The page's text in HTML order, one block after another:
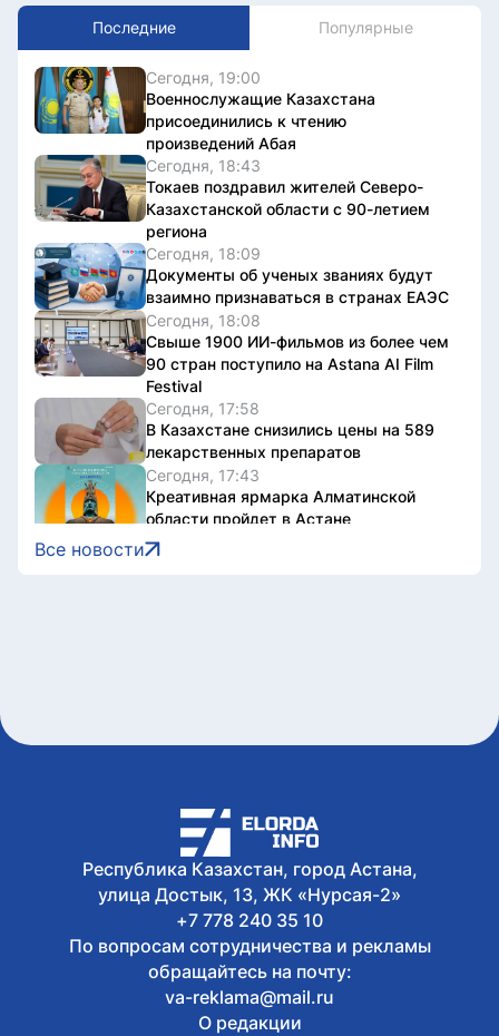
Последние Популярные
Сегодня, 19:00
Военнослужащие Казахстана
присоединились к чтению
произведений Абая
Сегодня, 18:43
Токаев поздравил жителей Северо-
Казахстанской области с 90-летием
региона
Сегодня, 18:09
Документы об ученых званиях будут
взаимно признаваться в странах ЕАЭС
Сегодня, 18:08
Свыше 1900 ИИ-фильмов из более чем
90 стран поступило на Astana AI Film
Festival
Сегодня, 17:58
В Казахстане снизились цены на 589
лекарственных препаратов
Сегодня, 17:43
Креативная ярмарка Алматинской
области пройдет в Астане
Сегодня, 17:35
Легендарные игры и рыцари из
Сегодня, 17:05
Казахстанские гольфисты завоевали
17 медалей на международном
турнире в Алматы
Все новости
Республика Казахстан, город Астана,
улица Достык, 13, ЖК «Нурсая-2»
+7 778 240 35 10
По вопросам сотрудничества и рекламы
обращайтесь на почту:
va-reklama@mail.ru
О редакции